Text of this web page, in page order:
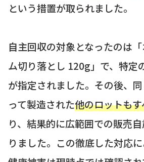
という措置が取られました。
自主回収の対象となったのは
ム切り落とし 120g」で、特定
が指定されました。その後、
って製造された他のロットも
り、結果的に広範囲での販売
りました。この徹底した対応